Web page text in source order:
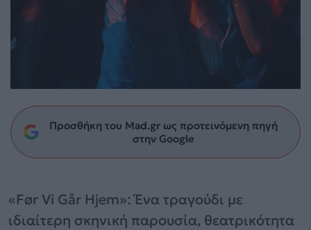
Προσθήκη του Mad.gr ως προτεινόμενη πηγή
στην Google
«Før Vi Går Hjem»: Ένα τραγούδι με
ιδιαίτερη σκηνική παρουσία, θεατρικότητα